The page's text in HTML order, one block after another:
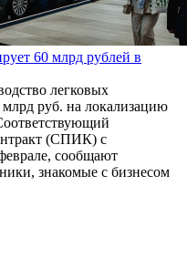
60 млрд рублей в
легковых
руб. на локализацию
(СПИК) с
сообщают
знакомые с бизнесом